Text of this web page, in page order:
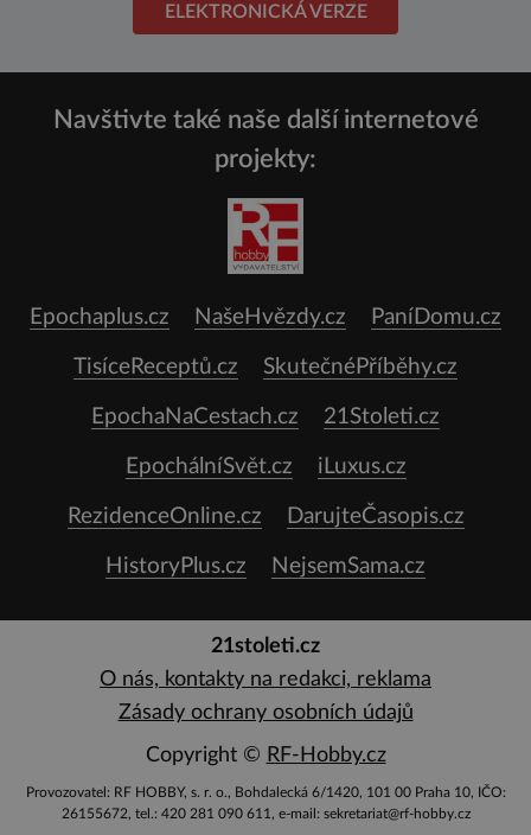
ELEKTRONICKÁ VERZE
Navštivte také naše další internetové
projekty:
Epochaplus.cz NašeHvězdy.cz PaníDomu.cz
TisíceReceptů.cz SkutečnéPříběhy.cz
EpochaNaCestach.cz 21Stoleti.cz
EpochálníSvět.cz iLuxus.cz
RezidenceOnline.cz DarujteČasopis.cz
HistoryPlus.cz NejsemSama.cz
21stoleti.cz
O nás, kontakty na redakci, reklama
Zásady ochrany osobních údajů
Copyright © RF-Hobby.cz
Provozovatel: RF HOBBY, s. r. o., Bohdalecká 6/1420, 101 00 Praha 10, IČO:
26155672, tel.: 420 281 090 611, e-mail: sekretariat@rf-hobby.cz